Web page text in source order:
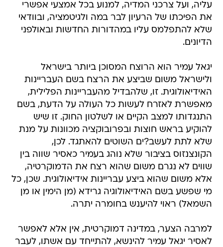
עליה, ועל צרכני המדיה, למנוע בכל אמצעי אפשרי
את הפיכתו של הרעיון לבר במה ולגיטמציה, ובוודאי
שלא להתפלמס עליו במהדורות החדשות ובאולפני
הדיונים.
יגאל עמיר הוא הרוצח המסוכן ביותר בישראל
ולישראל משום שביצע את הרצח בשם העבריינות
האידיאולוגית. זו, שלהבדיל מהעבריינות הפלילית,
מאפשרת לאזרח לעשות כל העולה על הדעת, בשם
התנגדותו למצב הקיים או לשלטון החוק. זו שיש
להוקיע בראש חוצות ובפרובוקציה מכוונות על מנת
שלא לתת לעשב?ים השוטים להאתגד. לכן,
הקונצנזוס בציבור שלא נוהג בעמיר כאסיר שווה בין
שווים לא נגרם משום שהוא רצח את הדמוקרטיה,
אלא משום שהוא ביצע עבריינות אידיאולוגית. שכן, כל
מי שפשע בשם האידיאולוגיה גרידא (מן הימין או מן
השמאל) ראוי להיענש בחומרה יתרה.
למרבה הצער, במדינה דמוקרטית, אין אלא לאפשר
לאסיר יגאל עמיר להינשא, להתייחד עם אשתו, לעבר